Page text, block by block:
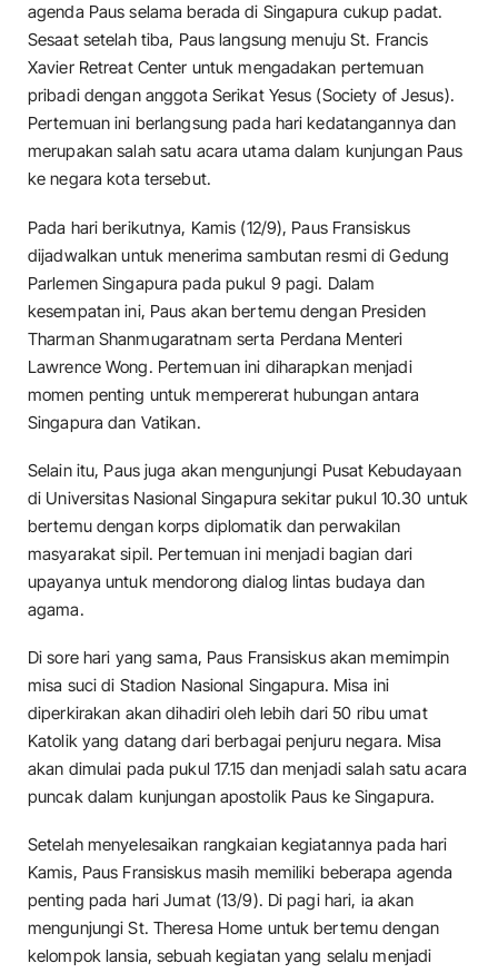
agenda Paus selama berada di Singapura cukup padat.
Sesaat setelah tiba, Paus langsung menuju St. Francis
Xavier Retreat Center untuk mengadakan pertemuan
pribadi dengan anggota Serikat Yesus (Society of Jesus).
Pertemuan ini berlangsung pada hari kedatangannya dan
merupakan salah satu acara utama dalam kunjungan Paus
ke negara kota tersebut.
Pada hari berikutnya, Kamis (12/9), Paus Fransiskus
dijadwalkan untuk menerima sambutan resmi di Gedung
Parlemen Singapura pada pukul 9 pagi. Dalam
kesempatan ini, Paus akan bertemu dengan Presiden
Tharman Shanmugaratnam serta Perdana Menteri
Lawrence Wong. Pertemuan ini diharapkan menjadi
momen penting untuk mempererat hubungan antara
Singapura dan Vatikan.
Selain itu, Paus juga akan mengunjungi Pusat Kebudayaan
di Universitas Nasional Singapura sekitar pukul 10.30 untuk
bertemu dengan korps diplomatik dan perwakilan
masyarakat sipil. Pertemuan ini menjadi bagian dari
upayanya untuk mendorong dialog lintas budaya dan
agama.
Di sore hari yang sama, Paus Fransiskus akan memimpin
misa suci di Stadion Nasional Singapura. Misa ini
diperkirakan akan dihadiri oleh lebih dari 50 ribu umat
Katolik yang datang dari berbagai penjuru negara. Misa
akan dimulai pada pukul 17.15 dan menjadi salah satu acara
puncak dalam kunjungan apostolik Paus ke Singapura.
Setelah menyelesaikan rangkaian kegiatannya pada hari
Kamis, Paus Fransiskus masih memiliki beberapa agenda
penting pada hari Jumat (13/9). Di pagi hari, ia akan
mengunjungi St. Theresa Home untuk bertemu dengan
kelompok lansia, sebuah kegiatan yang selalu menjadi